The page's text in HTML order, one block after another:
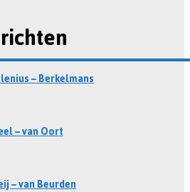
– Berkelmans
– van Oort
– van Beurden